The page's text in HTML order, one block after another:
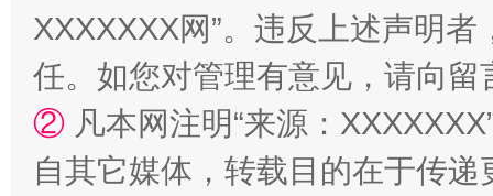
国家大学科技园优化重塑工作
XXXXXXX网”。违反上述声明
任。如您对管理有意见，请向
② 凡本网注明“来源：
自其它媒体，转载目的在于传